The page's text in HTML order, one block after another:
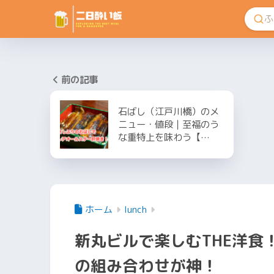
前の記事
石ばし（江戸川橋）のメ
ニュー・値段｜至福のう
な重特上を味わう【…
ホーム lunch
新丸ビルで楽しむTHE洋食
の組み合わせが神！